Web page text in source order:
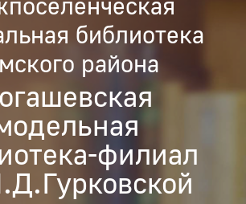
библиотека
района
филиал